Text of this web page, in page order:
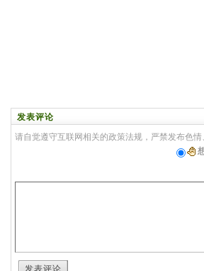
发表评论
请自觉遵守互联网相关的政策法规，严禁发布色情
发表评论